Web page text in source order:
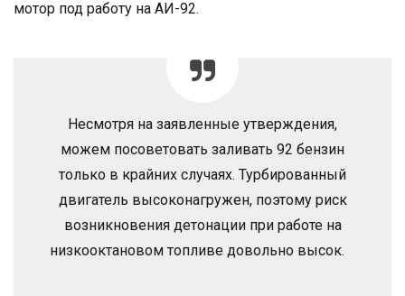
мотор под работу на АИ-92.
Несмотря на заявленные утверждения,
можем посоветовать заливать 92 бензин
только в крайних случаях. Турбированный
двигатель высоконагружен, поэтому риск
возникновения детонации при работе на
низкооктановом топливе довольно высок.